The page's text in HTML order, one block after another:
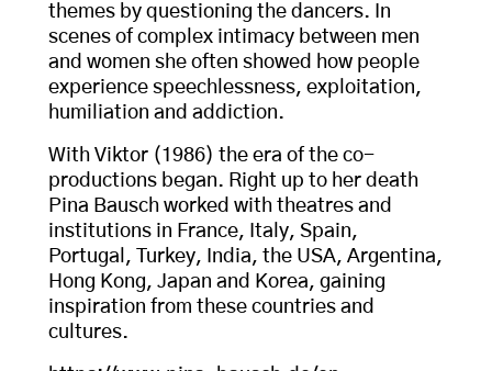
themes by questioning the dancers. In
scenes of complex intimacy between men
and women she often showed how people
experience speechlessness, exploitation,
humiliation and addiction.
With Viktor (1986) the era of the co-
productions began. Right up to her death
Pina Bausch worked with theatres and
institutions in France, Italy, Spain,
Portugal, Turkey, India, the USA, Argentina,
Hong Kong, Japan and Korea, gaining
inspiration from these countries and
cultures.